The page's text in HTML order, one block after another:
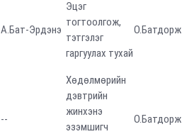
А.Бат-Эрдэнэ
Эцэг
тогтоолгож,
тэтгэлэг
гаргуулах тухай
О.Батдорж
--
Хөдөлмөрийн
дэвтрийн
жинхэнэ
эзэмшигч
О.Батдорж